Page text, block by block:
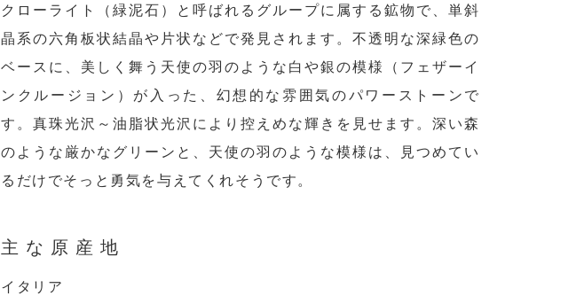
クローライト（緑泥石）と呼ばれるグループに属する鉱物で、単斜
晶系の六角板状結晶や片状などで発見されます。不透明な深緑色の
ベースに、美しく舞う天使の羽のような白や銀の模様（フェザーイ
ンクルージョン）が入った、幻想的な雰囲気のパワーストーンで
す。真珠光沢～油脂状光沢により控えめな輝きを見せます。深い森
のような厳かなグリーンと、天使の羽のような模様は、見つめてい
るだけでそっと勇気を与えてくれそうです。
主な原産地
イタリア